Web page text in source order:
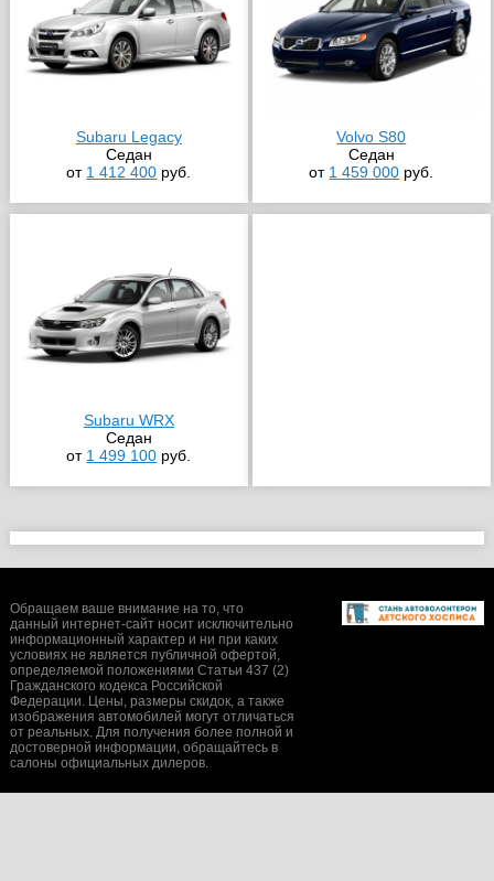
Subaru Legacy
Седан
от 1 412 400 руб.
Volvo S80
Седан
от 1 459 000 руб.
Subaru WRX
Седан
от 1 499 100 руб.
Обращаем ваше внимание на то, что
данный интернет-сайт носит исключительно
информационный характер и ни при каких
условиях не является публичной офертой,
определяемой положениями Статьи 437 (2)
Гражданского кодекса Российской
Федерации. Цены, размеры скидок, а также
изображения автомобилей могут отличаться
от реальных. Для получения более полной и
достоверной информации, обращайтесь в
салоны официальных дилеров.